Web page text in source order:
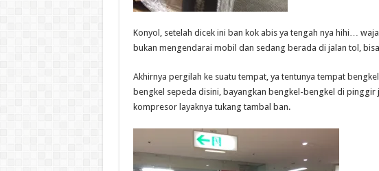
Konyol, setelah dicek ini ban kok abis ya tengah nya hihi…
bukan mengendarai mobil dan sedang berada di jalan tol,
Akhirnya pergilah ke suatu tempat, ya tentunya tempat
bengkel sepeda disini, bayangkan bengkel-bengkel di pinggir
kompresor layaknya tukang tambal ban.